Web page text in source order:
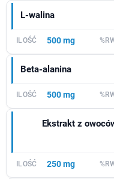
L-walina
500 mg
Beta-alanina
500 mg
Ekstrakt z
250 mg